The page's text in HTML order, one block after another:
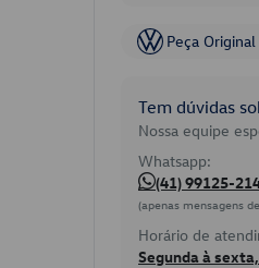
Peça
Tem dúvidas
Nossa equipe
Whatsapp:
(41) 99125-
(apenas mensagens
Horário de
Segunda à